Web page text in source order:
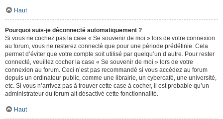
Haut
Pourquoi suis-je déconnecté automatiquement ?
Si vous ne cochez pas la case « Se souvenir de moi » lors de votre connexion
au forum, vous ne resterez connecté que pour une période prédéfinie. Cela
permet d’éviter que votre compte soit utilisé par quelqu’un d’autre. Pour rester
connecté, veuillez cocher la case « Se souvenir de moi » lors de votre
connexion au forum. Ceci n’est pas recommandé si vous accédez au forum
depuis un ordinateur public, comme une librairie, un cybercafé, une université,
etc. Si vous n’arrivez pas à trouver cette case à cocher, il est probable qu’un
administrateur du forum ait désactivé cette fonctionnalité.
Haut